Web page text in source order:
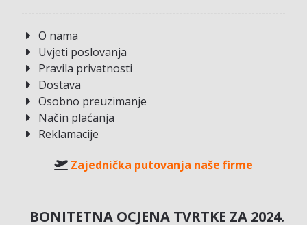
O nama
Uvjeti poslovanja
Pravila privatnosti
Dostava
Osobno preuzimanje
Način plaćanja
Reklamacije
Zajednička putovanja naše firme
BONITETNA OCJENA TVRTKE ZA 2024.